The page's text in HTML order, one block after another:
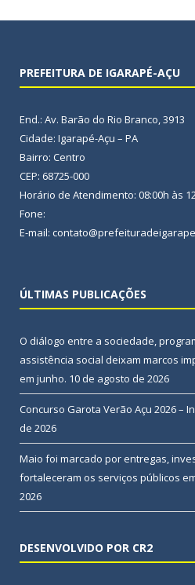
PREFEITURA DE IGARAPÉ-AÇU
End.: Av. Barão do Rio Branco, 3913
Cidade: Igarapé-Açu – PA
Bairro: Centro
CEP: 68725-000
Horário de Atendimento: 08:00h às
Fone:
E-mail:
ÚLTIMAS PUBLICAÇÕES
O diálogo entre a sociedade,
assistência social deixam marcos
em junho. 10 de agosto de 2026
Concurso Garota Verão Açu 2026 –
de 2026
Maio foi marcado por entregas,
fortaleceram os serviços públicos
2026
DESENVOLVIDO POR CR2